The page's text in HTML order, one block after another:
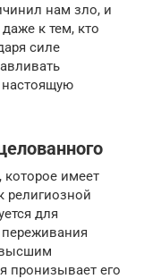
нам зло, и
к тем, кто
силе
имеет
религиозной
для
высшим
пронизывает его